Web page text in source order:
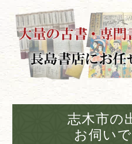
志木市の
お伺い